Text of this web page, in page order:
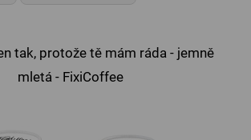
tak, protože tě mám ráda - jemně
mletá - FixiCoffee